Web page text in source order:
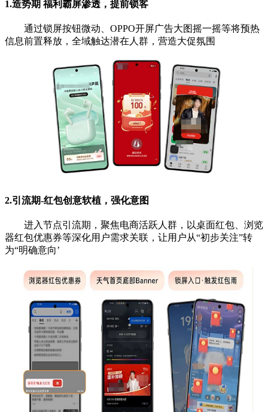
1.造势期 福利霸屏渗透，提前锁客
通过锁屏按钮微动、OPPO开屏广告大图摇一摇等将预热
信息前置释放，全域触达潜在人群，营造大促氛围
2.引流期-红包创意软植，强化意图
进入节点引流期，聚焦电商活跃人群，以桌面红包、浏 览
器红包优惠券等深化用户需求关联，让用户从“初步关注”转
为“明确意向’